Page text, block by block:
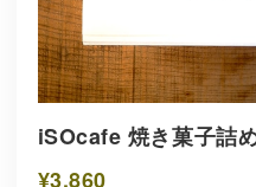
iSOcafe 焼き菓子詰
¥3,860